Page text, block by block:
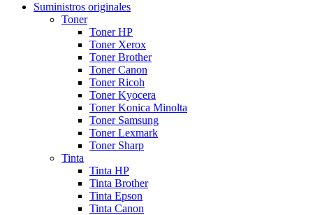
Suministros originales
Toner
Toner HP
Toner Xerox
Toner Brother
Toner Canon
Toner Ricoh
Toner Kyocera
Toner Konica Minolta
Toner Samsung
Toner Lexmark
Toner Sharp
Tinta
Tinta HP
Tinta Brother
Tinta Epson
Tinta Canon